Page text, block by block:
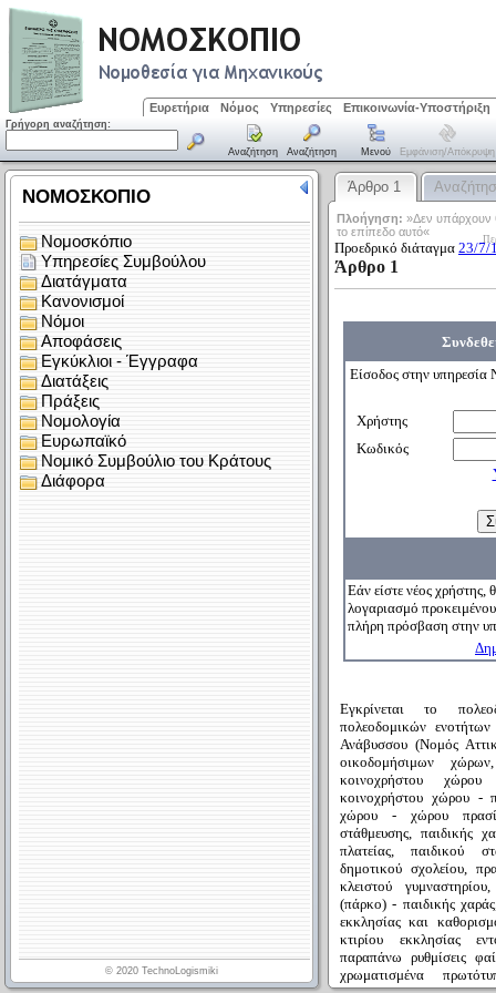
Ευρετήρια Νόμος Υπηρεσίες Επικοινωνία-Υποστήριξη
Γρήγορη αναζήτηση:
Αναζήτηση Αναζήτηση Μενού Εμφάνιση/απόκρυψη
Άρθρο 1